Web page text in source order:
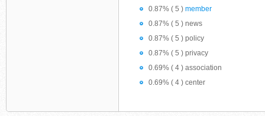
0.87% ( 5 ) member
0.87% ( 5 ) news
0.87% ( 5 ) policy
0.87% ( 5 ) privacy
0.69% ( 4 ) association
0.69% ( 4 ) center